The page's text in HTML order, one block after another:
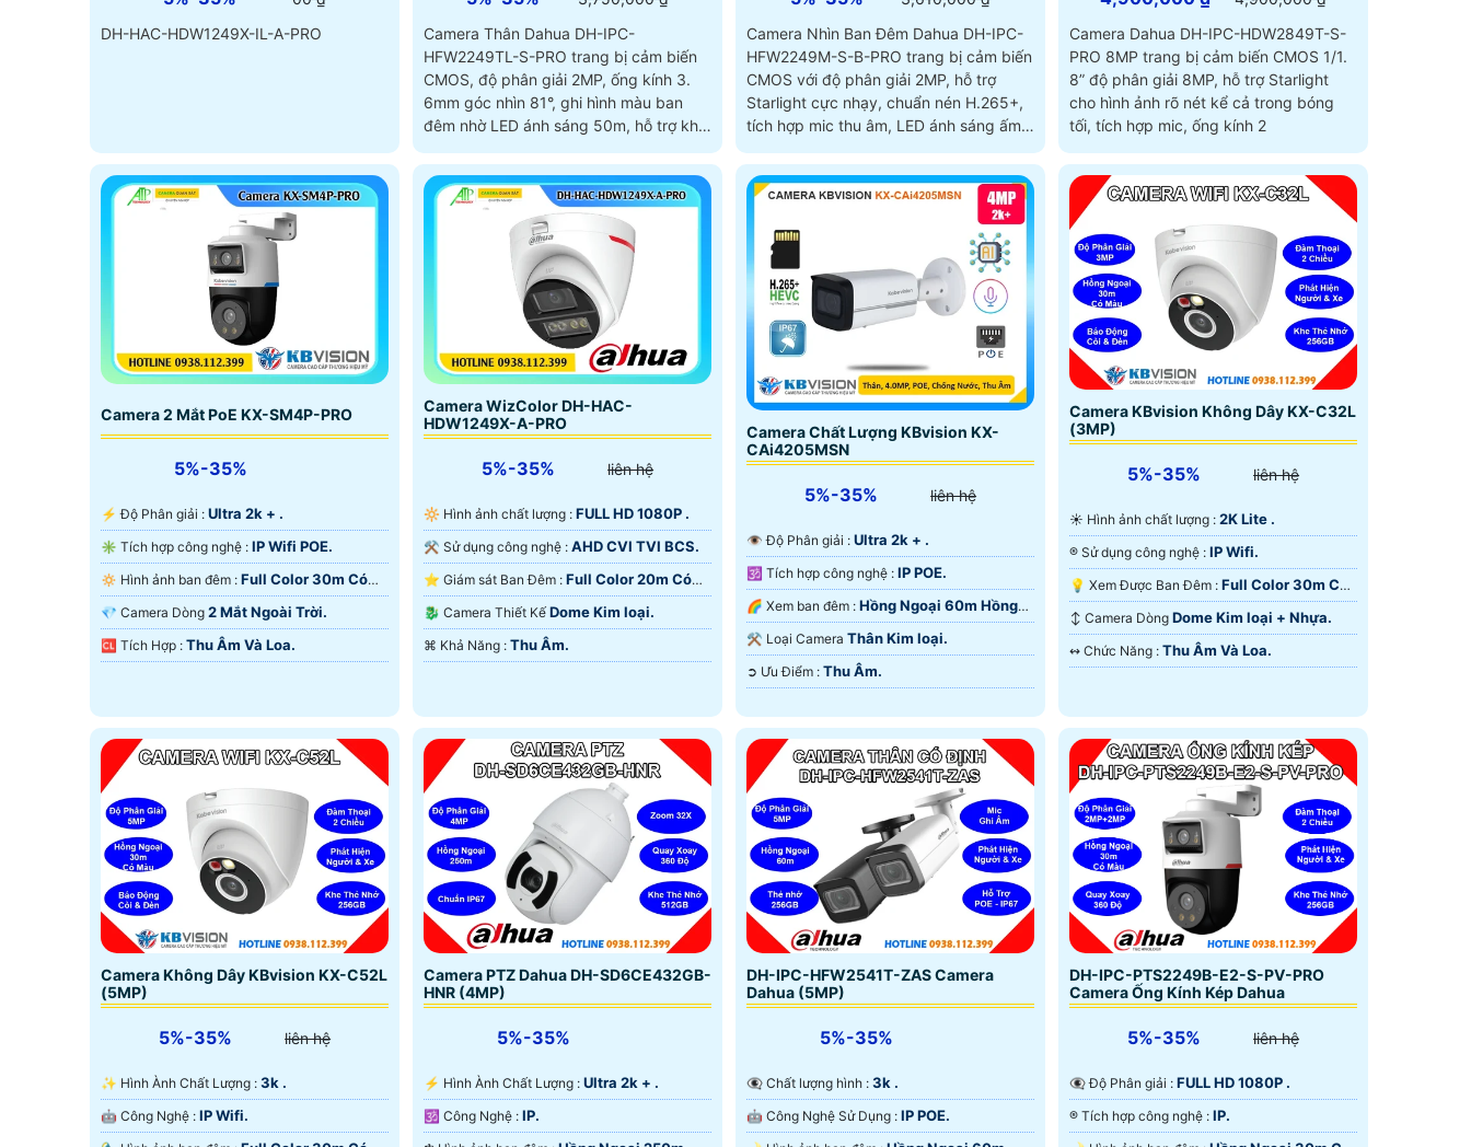
DH-HAC-HDW1249X-IL-A-PRO
Camera Thân Dahua DH-IPC-
HFW2249TL-S-PRO trang bị cảm biến
CMOS, độ phân giải 2MP, ống kính 3.
6mm góc nhìn 81°, ghi hình màu ban
đêm nhờ LED ánh sáng 50m, hỗ trợ khe
nước, hoạt động ổn định trong môi
trường nhiệt độ cao
Camera Nhìn Ban Đêm Dahua DH-IPC-
HFW2249M-S-B-PRO trang bị cảm biến
CMOS với độ phân giải 2MP, hỗ trợ
Starlight cực nhạy, chuẩn nén H.265+,
tích hợp mic thu âm, LED ánh sáng ấm
sáng WDR 120dB, chuẩn chống nước
IP67
Camera Dahua DH-IPC-HDW2849T-S-
PRO 8MP trang bị cảm biến CMOS 1/1.
8” độ phân giải 8MP, hỗ trợ Starlight
cho hình ảnh rõ nét kể cả trong bóng
tối, tích hợp mic, ống kính 2
Camera 2 Mắt PoE KX-SM4P-PRO
5%-35%
️⚡ Độ Phân giải : Ultra 2k + .
✳️ Tích hợp công nghệ : IP Wifi POE.
🔅 Hình ảnh ban đêm : Full Color 30m Có
Màu Ban Ðêm.
💎 Camera Dòng 2 Mắt Ngoài Trời.
️🆑 Tích Hợp : Thu Âm Và Loa.
Camera WizColor DH-HAC-
HDW1249X-A-PRO
5%-35% liên hệ
🔆 Hình ảnh chất lượng : FULL HD 1080P .
⚒ Sử dụng công nghệ : AHD CVI TVI BCS.
⭐ Giám sát Ban Đêm : Full Color 20m Có
Màu Ban Ðêm.
🐉️ Camera Thiết Kế Dome Kim loại.
️⌘ Khả Năng : Thu Âm.
Camera Chất Lượng KBvision KX-
CAi4205MSN
5%-35% liên hệ
👁 Độ Phân giải : Ultra 2k + .
🕉️ Tích hợp công nghệ : IP POE.
🌈 Xem ban đêm : Hồng Ngoại 60m Hồng
Ngoại Smart IR.
⚒ Loại Camera Thân Kim loại.
️➲ Ưu Điểm : Thu Âm.
Camera KBvision Không Dây KX-C32L
(3MP)
5%-35% liên hệ
☀️ Hình ảnh chất lượng : 2K Lite .
®️ Sử dụng công nghệ : IP Wifi.
💡 Xem Được Ban Đêm : Full Color 30m Có
Màu Ban Ðêm.
↕️ Camera Dòng Dome Kim loại + Nhựa.
️↭ Chức Năng : Thu Âm Và Loa.
Camera Không Dây KBvision KX-C52L
(5MP)
5%-35% liên hệ
✨ Hình Ành Chất Lượng : 3k .
🤖️ Công Nghệ : IP Wifi.
Camera PTZ Dahua DH-SD6CE432GB-
HNR (4MP)
5%-35%
️⚡ Hình Ành Chất Lượng : Ultra 2k + .
🕉️ Công Nghệ : IP.
DH-IPC-HFW2541T-ZAS Camera
Dahua (5MP)
5%-35%
👁️‍🗨 Chất lượng hình : 3k .
🤖️ Công Nghệ Sử Dụng : IP POE.
DH-IPC-PTS2249B-E2-S-PV-PRO
Camera Ống Kính Kép Dahua
5%-35% liên hệ
👁️‍🗨 Độ Phân giải : FULL HD 1080P .
®️ Tích hợp công nghệ : IP.